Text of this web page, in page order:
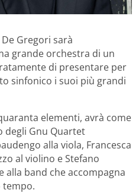
De Gregori sarà
grande orchestra di un
di presentare per
sinfonico i suoi più grandi
elementi, avrà come
degli Gnu Quartet
alla viola, Francesca
al violino e Stefano
alla band che accompagna
tempo.